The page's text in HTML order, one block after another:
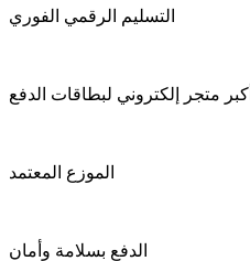
التسليم الرقمي الفوري
أكبر متجر إلكتروني لبطاقات الدفع
الموزع المعتمد
الدفع بسلامة وأمان